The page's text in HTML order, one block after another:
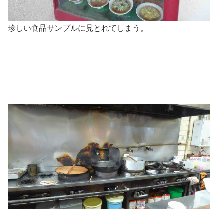
珍しい食品サンプルに見とれてしまう。